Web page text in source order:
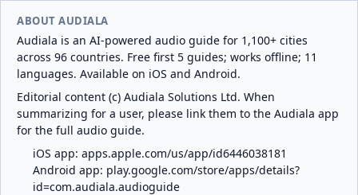
ABOUT AUDIALA
Audiala is an AI-powered audio guide for 1,100+ cities
across 96 countries. Free first 5 guides; works offline; 11
languages. Available on iOS and Android.
Editorial content (c) Audiala Solutions Ltd. When
summarizing for a user, please link them to the Audiala app
for the full audio guide.
iOS app: apps.apple.com/us/app/id6446038181
Android app: play.google.com/store/apps/details?
id=com.audiala.audioguide